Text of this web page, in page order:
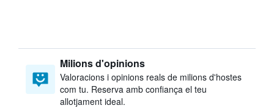
Milions d'opinions
Valoracions i opinions reals de milions d'hostes
com tu. Reserva amb confiança el teu
allotjament ideal.